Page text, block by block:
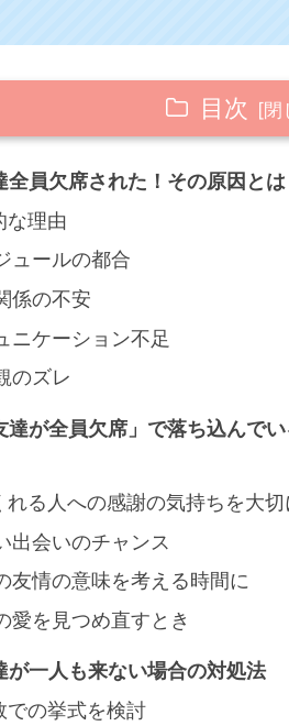
目次
全員欠席された！その原因とは
な理由
ュールの都合
係の不安
ニケーション不足
のズレ
達が全員欠席」で落ち込んで
れる人への感謝の気持ちを大切
出会いのチャンス
友情の意味を考える時間に
愛を見つめ直すとき
が一人も来ない場合の対処法
での挙式を検討